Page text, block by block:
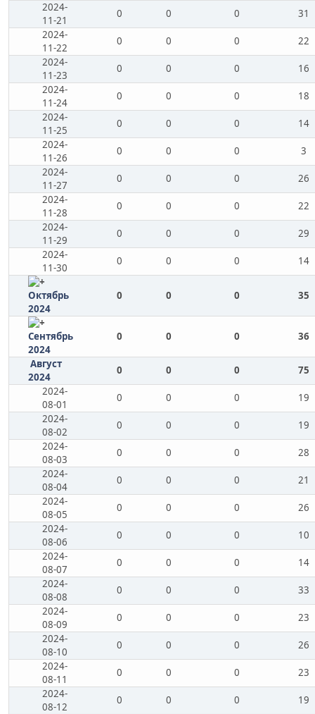
2024-
11-21
0 0 0
31
2024-
11-22
0 0 0
22
2024-
11-23
0 0 0
16
2024-
11-24
0 0 0
18
2024-
11-25
0 0 0
14
2024-
11-26
0 0 0
3
2024-
11-27
0 0 0
26
2024-
11-28
0 0 0
22
2024-
11-29
0 0 0
29
2024-
11-30
0 0 0 14
Октябрь
2024
0 0 0 35
Сентябрь
2024
0 0 0 36
Август
2024
0 0 0
75
2024-
08-01
0 0 0
19
2024-
08-02
0 0 0
19
2024-
08-03
0 0 0
28
2024-
08-04
0 0 0
21
2024-
08-05
0 0 0
26
2024-
08-06
0 0 0
10
2024-
08-07
0 0 0
14
2024-
08-08
0 0 0
33
2024-
08-09
0 0 0
23
2024-
08-10
0 0 0
26
2024-
08-11
0 0 0
23
2024-
08-12
0 0 0
19